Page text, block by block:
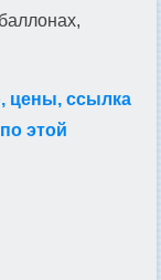
цены, ссылка
этой